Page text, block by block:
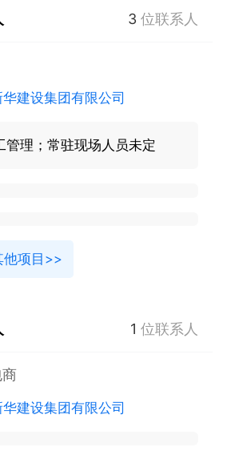
3 位联系人
建设集团有限公司
管理；常驻现场人员未定
他项目>>
1 位联系人
建设集团有限公司